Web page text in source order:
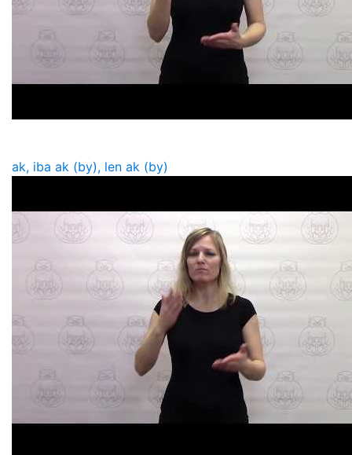
ak, iba ak (by), len ak (by)